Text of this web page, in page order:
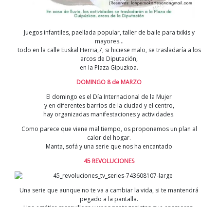
Juegos infantiles, paellada popular, taller de baile para txikis y
mayores…
todo en la calle Euskal Herria,7, si hiciese malo, se trasladaría a los
arcos de Diputación,
en la Plaza Gipuzkoa.
DOMINGO 8 de MARZO
El domingo es el Día Internacional de la Mujer
y en diferentes barrios de la ciudad y el centro,
hay organizadas manifestaciones y actividades.
Como parece que viene mal tiempo, os proponemos un plan al
calor del hogar.
Manta, sofá y una serie que nos ha encantado
45 REVOLUCIONES
Una serie que aunque no te va a cambiar la vida, si te mantendrá
pegado a la pantalla.